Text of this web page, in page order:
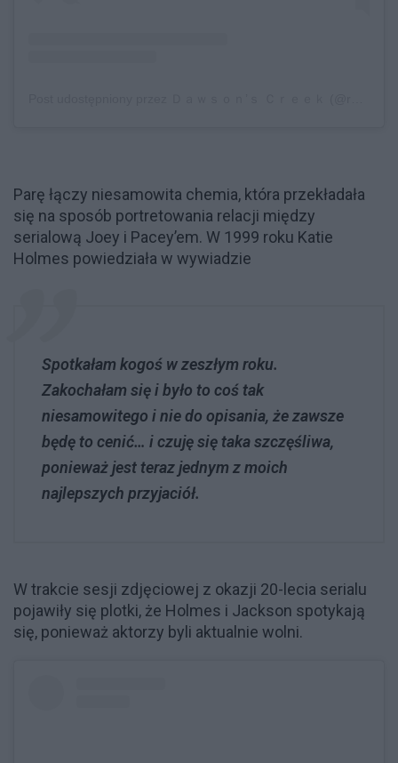
Parę łączy niesamowita chemia, która przekładała
się na sposób portretowania relacji między
serialową Joey i Pacey’em. W 1999 roku Katie
Holmes powiedziała w wywiadzie
Spotkałam kogoś w zeszłym roku.
Zakochałam się i było to coś tak
niesamowitego i nie do opisania, że ​​zawsze
będę to cenić… i czuję się taka szczęśliwa,
ponieważ jest teraz jednym z moich
najlepszych przyjaciół.
W trakcie sesji zdjęciowej z okazji 20-lecia serialu
pojawiły się plotki, że Holmes i Jackson spotykają
się, ponieważ aktorzy byli aktualnie wolni.